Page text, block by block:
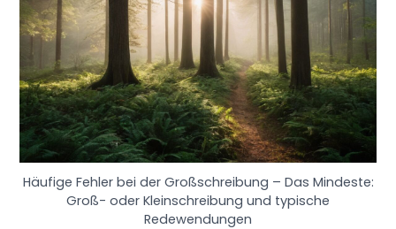
Häufige Fehler bei der Großschreibung – Das Mindeste:
Groß- oder Kleinschreibung und typische
Redewendungen